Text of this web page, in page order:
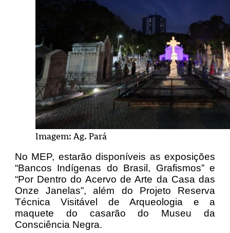
Imagem: Ag. Pará
No MEP, estarão disponíveis as exposições
“Bancos Indígenas do Brasil, Grafismos” e
“Por Dentro do Acervo de Arte da Casa das
Onze Janelas”, além do Projeto Reserva
Técnica Visitável de Arqueologia e a
maquete do casarão do Museu da
Consciência Negra.